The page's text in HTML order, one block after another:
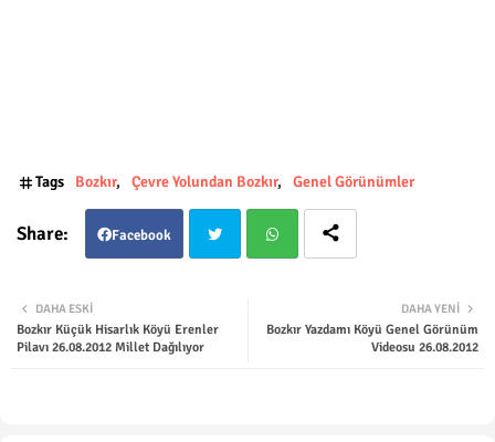
Tags Bozkır Çevre Yolundan Bozkır Genel Görünümler
Facebook
ter tsap
DAHA YENI
Bozkır Yazdamı Köyü Genel Görünüm
Videosu 26.08.2012
DAHA ESKI
Bozkır Küçük Hisarlık Köyü Erenler
Pilavı 26.08.2012 Millet Dağılıyor